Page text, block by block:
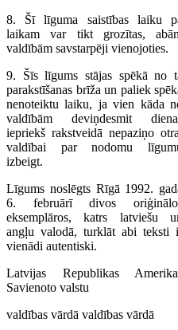
8. Šī līguma saistības laiku
laikam var tikt grozītas,
valdībām savstarpēji vienojoties.
9. Šīs līgums stājas spēkā no
parakstīšanas brīža un paliek
nenoteiktu laiku, ja vien kāda
valdībām deviņdesmit
iepriekš rakstveidā nepaziņo
valdībai par nodomu
izbeigt.
Līgums noslēgts Rīgā 1992.
6. februārī divos
eksemplāros, katrs latviešu
angļu valodā, turklāt abi teksti
vienādi autentiski.
Latvijas Republikas
Savienoto valstu
valdības vārdā valdības vārdā